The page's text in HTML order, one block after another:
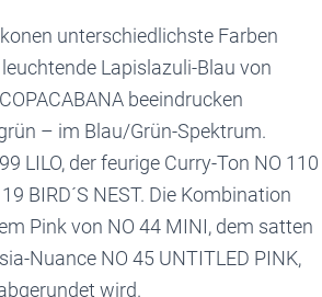
unterschiedlichste Farben
Lapislazuli-Blau von
beeindrucken
– im Blau/Grün-Spektrum.
LILO, der feurige Curry-Ton NO 110
BIRD´S NEST. Die Kombination
Pink von NO 44 MINI, dem satten
Nuance NO 45 UNTITLED PINK,
wird.